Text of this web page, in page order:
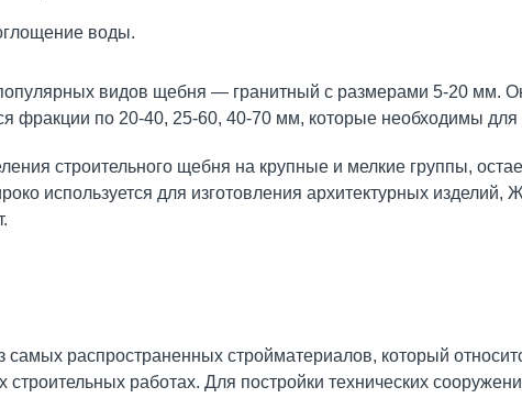
воды.
видов щебня — гранитный с размерами 5-20 мм.
фракции по 20-40, 25-60, 40-70 мм, которые необходимы
строительного щебня на крупные и мелкие группы,
используется для изготовления архитектурных
распространенных стройматериалов, который
строительных работах. Для постройки технических